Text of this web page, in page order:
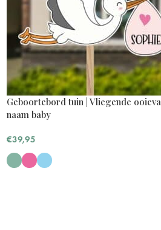
Geboortebord tuin | Vliegende
naam baby
€39,95